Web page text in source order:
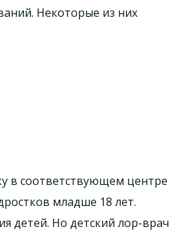
Некоторые из них
в соответствующем центре
младше 18 лет.
детей. Но детский лор-врач